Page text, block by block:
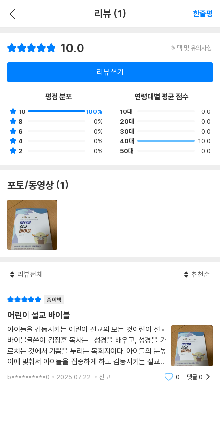
리뷰 (1) 한줄평
10.0 혜택 및 유의사항
리뷰 쓰기
평점 분포
10
100%
8
0%
6
0%
4
0%
2
0%
연령대별 평균 점수
10대
0.0
20대
0.0
30대
0.0
40대
10.0
50대
0.0
포토/동영상 (1)
리뷰전체 추천순
종이책
어린이 설교 바이블
아이들을 감동시키는 어린이 설교의 모든 것어린이 설교
바이블글쓴이 김정훈 목사는 성경을 배우고, 성경을 가
르치는 것에서 기쁨을 누리는 목회자이다. 아이들의 눈높
이에 맞춰서 아이들을 집중하게 하고 감동시키는 설교의
노하우를 배울 수 있는 기회이다.모든 설교 준비는 어렵겠
b**********0 2025.07.22. 신고 0 댓글0